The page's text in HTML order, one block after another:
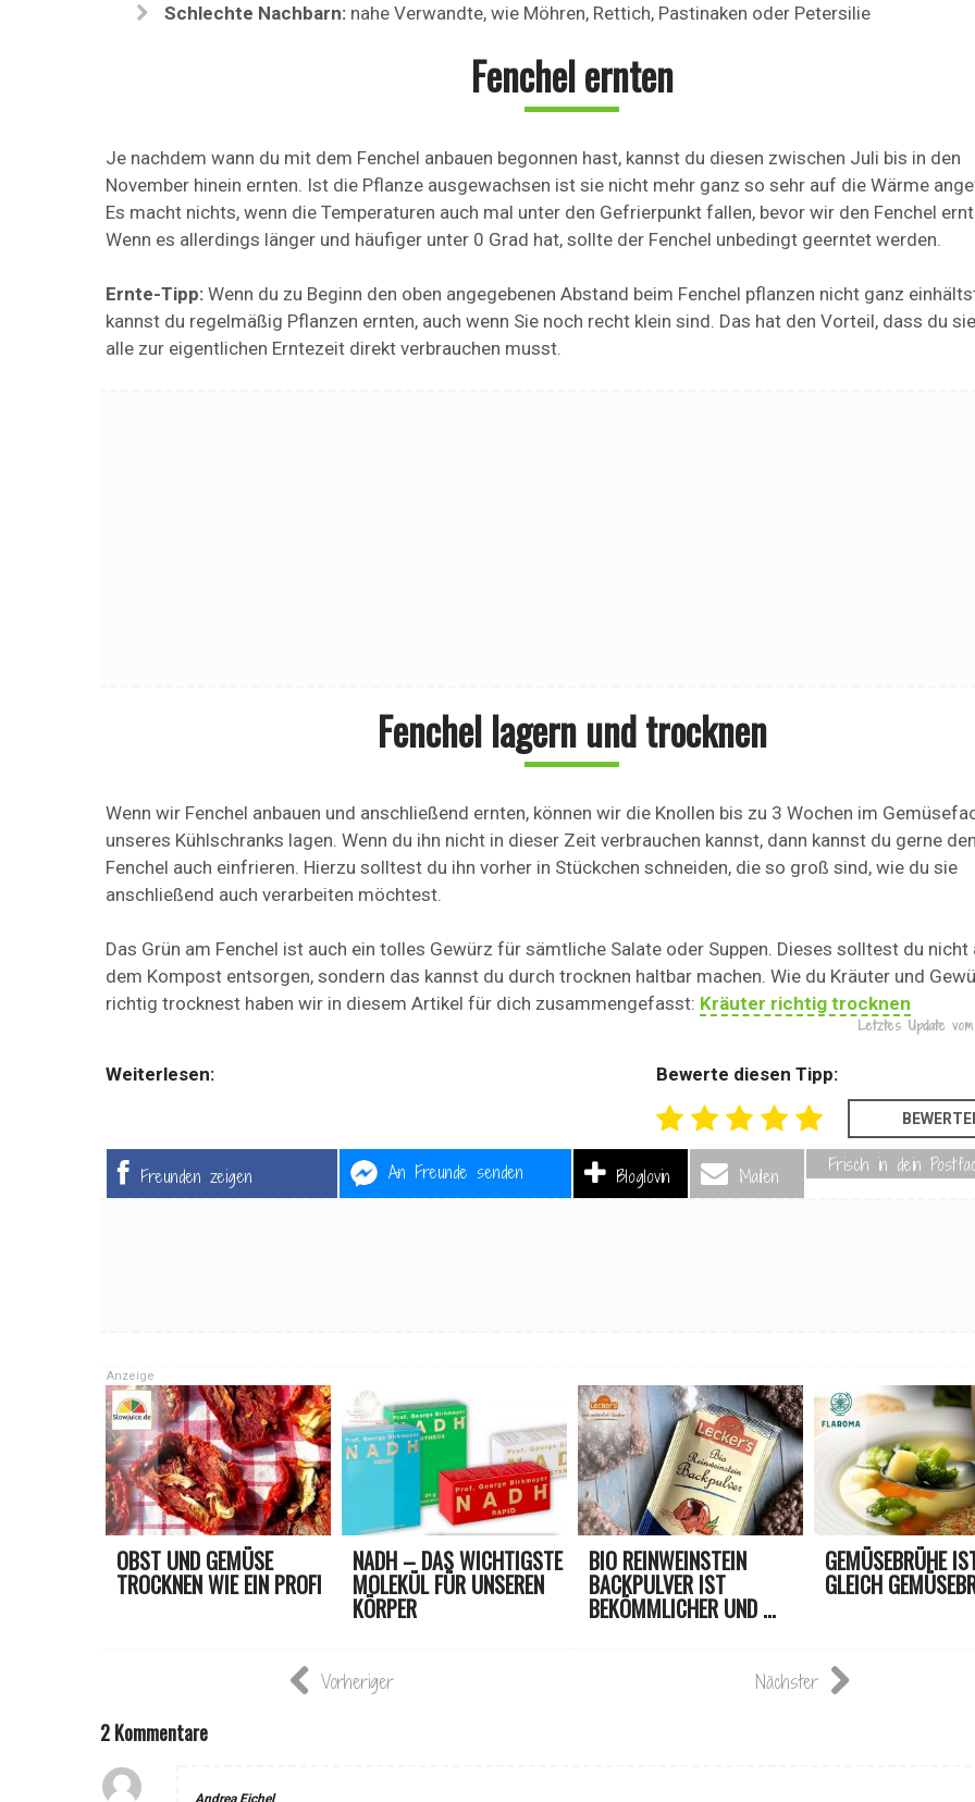
Schlechte Nachbarn: nahe Verwandte, wie Möhren, Rettich, Pastinaken oder Petersilie
Fenchel ernten
Je nachdem wann du mit dem Fenchel anbauen begonnen hast, kannst du diesen zwischen Juli bis in den
November hinein ernten. Ist die Pflanze ausgewachsen ist sie nicht mehr ganz so sehr auf die Wärme
Es macht nichts, wenn die Temperaturen auch mal unter den Gefrierpunkt fallen, bevor wir den Fenchel
Wenn es allerdings länger und häufiger unter 0 Grad hat, sollte der Fenchel unbedingt geerntet werden.
Ernte-Tipp: Wenn du zu Beginn den oben angegebenen Abstand beim Fenchel pflanzen nicht ganz
kannst du regelmäßig Pflanzen ernten, auch wenn Sie noch recht klein sind. Das hat den Vorteil, dass du
alle zur eigentlichen Erntezeit direkt verbrauchen musst.
Fenchel lagern und trocknen
Wenn wir Fenchel anbauen und anschließend ernten, können wir die Knollen bis zu 3 Wochen im
unseres Kühlschranks lagen. Wenn du ihn nicht in dieser Zeit verbrauchen kannst, dann kannst du gerne
Fenchel auch einfrieren. Hierzu solltest du ihn vorher in Stückchen schneiden, die so groß sind, wie du sie
anschließend auch verarbeiten möchtest.
Das Grün am Fenchel ist auch ein tolles Gewürz für sämtliche Salate oder Suppen. Dieses solltest du nicht
dem Kompost entsorgen, sondern das kannst du durch trocknen haltbar machen. Wie du Kräuter und
richtig trocknest haben wir in diesem Artikel für dich zusammengefasst: Kräuter richtig trocknen
Letztes Update
Weiterlesen: Bewerte diesen Tipp:
Freunden zeigen An Freunde senden Bloglovin Mailen Frisch in dein
OBST UND GEMÜSE
TROCKNEN WIE EIN PROFI
Anzeige
NADH – DAS WICHTIGSTE
MOLEKÜL FÜR UNSEREN
KÖRPER
BIO REINWEINSTEIN
BACKPULVER IST
BEKÖMMLICHER UND ...
GEMÜSEBRÜHE
GLEICH
Vorheriger Nächster
2 Kommentare
Andrea Eichel